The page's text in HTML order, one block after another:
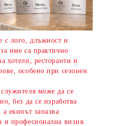
с лого, длъжност и
име са практично
хотели, ресторанти и
особено при сезонен
може да се
без да се изработва
екипът запазва
и професионална визия.